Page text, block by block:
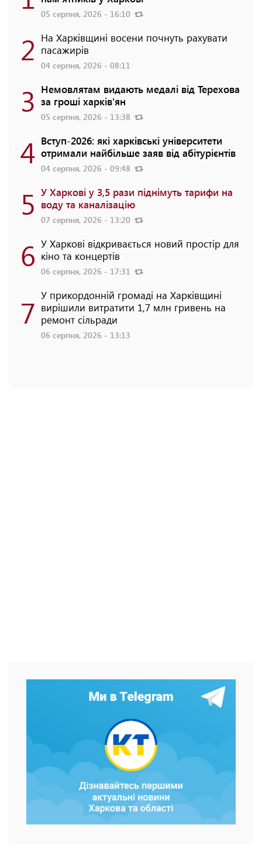
05 серпня, 2026 - 16:10
2 На Харківщині восени почнуть рахувати
пасажирів
04 серпня, 2026 - 08:11
3 Немовлятам видають медалі від Терехова
за гроші харків'ян
05 серпня, 2026 - 13:38
4 Вступ-2026: які харківські університети
отримали найбільше заяв від абітурієнтів
04 серпня, 2026 - 09:48
5 У Харкові у 3,5 рази піднімуть тарифи на
воду та каналізацію
07 серпня, 2026 - 13:20
6 У Харкові відкривається новий простір для
кіно та концертів
06 серпня, 2026 - 17:31
7 У прикордонній громаді на Харківщині
вирішили витратити 1,7 млн гривень на
ремонт сільради
06 серпня, 2026 - 13:13